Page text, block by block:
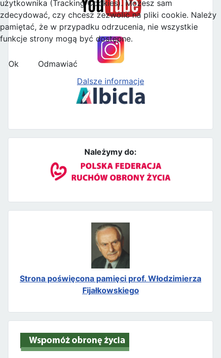
Należymy do:
Strona poświęcona pamięci prof. Włodzimierza
Fijałkowskiego
użytkownika (Tracking Cookies). Możesz sam
zdecydować, czy chcesz zezwolić na pliki cookie. Należy
pamiętać, że w przypadku odrzucenia, nie wszystkie
funkcje strony mogą być dostępne.
Ok
Odmawiać
Dalsze informacje